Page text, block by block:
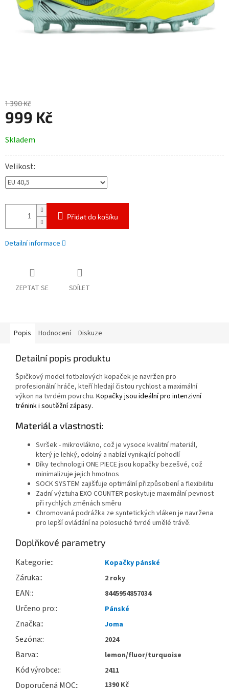
1 390 Kč
999 Kč
cena:
Skladem
Velikost
Přidat do košíku
Detailní informace
ZEPTAT SE SDÍLET
Popis Hodnocení Diskuze
Detailní popis produktu
Špičkový model fotbalových kopaček je navržen pro
profesionální hráče, kteří hledají čistou rychlost a maximální
výkon na tvrdém povrchu. Kopačky jsou ideální pro intenzivní
trénink i soutěžní zápasy.
Materiál a vlastnosti:
Svršek - mikrovlákno, což je vysoce kvalitní materiál,
který je lehký, odolný a nabízí vynikající pohodlí
Díky technologii ONE PIECE jsou kopačky bezešvé, což
minimalizuje jejich hmotnos
SOCK SYSTEM zajišťuje optimální přizpůsobení a flexibilitu
Zadní výztuha EXO COUNTER poskytuje maximální pevnost
při rychlých změnách směru
Chromovaná podrážka ze syntetických vláken je navržena
pro lepší ovládání na polosuché tvrdé umělé trávě.
Doplňkové parametry
Kategorie: Kopačky pánské
Záruka: 2 roky
EAN: 8445954857034
Určeno pro: Pánské
Značka: Joma
Sezóna: 2024
Barva: lemon/fluor/turquoise
Kód výrobce: 2411
Doporučená MOC: 1390 Kč